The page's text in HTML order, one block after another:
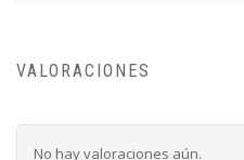
VALORACIONES
No hay valoraciones aún.